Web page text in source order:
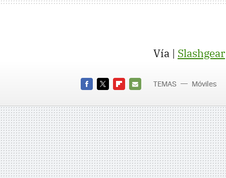
Vía | Slashgear
MAIL
TEMAS
Móviles
HTC